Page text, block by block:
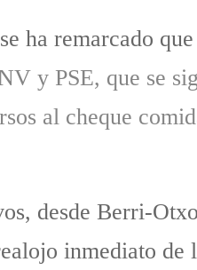
ha remarcado que
y PSE, que se
al cheque
desde Berri-
inmediato